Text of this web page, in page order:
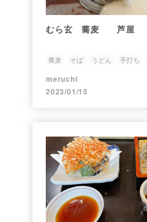
むら玄 蕎麦 芦屋
蕎麦 そば うどん 手打ち
meruchi
2023/01/15